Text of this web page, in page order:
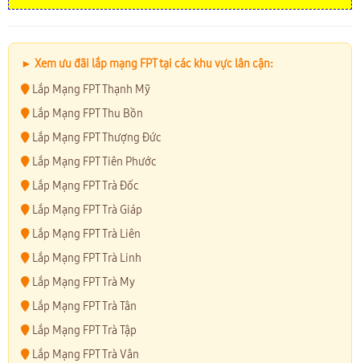
► Xem ưu đãi lắp mạng FPT tại các khu vực lân cận:
Lắp Mạng FPT Thạnh Mỹ
Lắp Mạng FPT Thu Bồn
Lắp Mạng FPT Thượng Đức
Lắp Mạng FPT Tiên Phước
Lắp Mạng FPT Trà Đốc
Lắp Mạng FPT Trà Giáp
Lắp Mạng FPT Trà Liên
Lắp Mạng FPT Trà Linh
Lắp Mạng FPT Trà My
Lắp Mạng FPT Trà Tân
Lắp Mạng FPT Trà Tập
Lắp Mạng FPT Trà Vân